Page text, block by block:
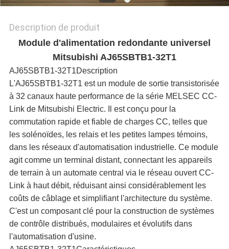
PLAN
DU
SITE
POLITIQUE
EN
MATIÈRE
DE
PROTECTION
Description de produit
Module d'alimentation redondante universel
Mitsubishi AJ65SBTB1-32T1
AJ65SBTB1-32T1Description​
L'AJ65SBTB1-32T1 est un module de sortie transistorisée
à 32 canaux haute performance de la série MELSEC CC-
Link de Mitsubishi Electric. Il est conçu pour la
commutation rapide et fiable de charges CC, telles que
les solénoïdes, les relais et les petites lampes témoins,
dans les réseaux d'automatisation industrielle. Ce module
agit comme un terminal distant, connectant les appareils
de terrain à un automate central via le réseau ouvert CC-
Link à haut débit, réduisant ainsi considérablement les
coûts de câblage et simplifiant l'architecture du système.
C'est un composant clé pour la construction de systèmes
de contrôle distribués, modulaires et évolutifs dans
l'automatisation d'usine.